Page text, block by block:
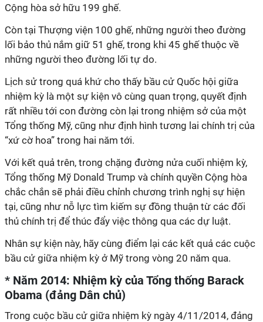
Cộng hòa sở hữu 199 ghế.
Còn tại Thượng viện 100 ghế, những người theo đường
lối bảo thủ nắm giữ 51 ghế, trong khi 45 ghế thuộc về
những người theo đường lối tự do.
Lịch sử trong quá khứ cho thấy bầu cử Quốc hội giữa
nhiệm kỳ là một sự kiện vô cùng quan trọng, quyết định
rất nhiều tới con đường còn lại trong nhiệm sở của một
Tổng thống Mỹ, cũng như định hình tương lai chính trị của
“xứ cờ hoa” trong hai năm tới.
Với kết quả trên, trong chặng đường nửa cuối nhiệm kỳ,
Tổng thống Mỹ Donald Trump và chính quyền Cộng hòa
chắc chắn sẽ phải điều chỉnh chương trình nghị sự hiện
tại, cũng như nỗ lực tìm kiếm sự đồng thuận từ các đối
thủ chính trị để thúc đẩy việc thông qua các dự luật.
Nhân sự kiện này, hãy cùng điểm lại các kết quả các cuộc
bầu cử giữa nhiệm kỳ ở Mỹ trong vòng 20 năm qua.
* Năm 2014: Nhiệm kỳ của Tổng thống Barack
Obama (đảng Dân chủ)
Trong cuộc bầu cử giữa nhiệm kỳ ngày 4/11/2014, đảng